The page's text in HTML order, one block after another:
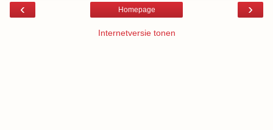
‹ ›
Homepage
Internetversie tonen